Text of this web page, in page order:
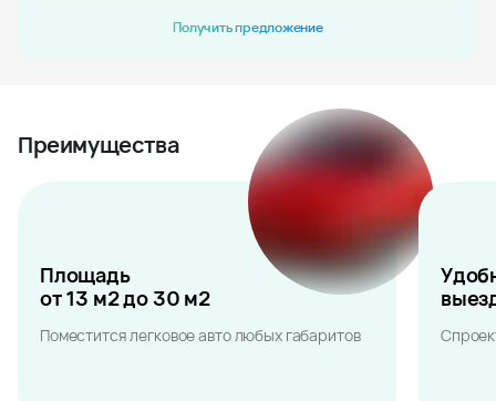
Получить предложение
Преимущества
Площадь
от 13 м2 до 30 м2
Поместится легковое авто любых габаритов